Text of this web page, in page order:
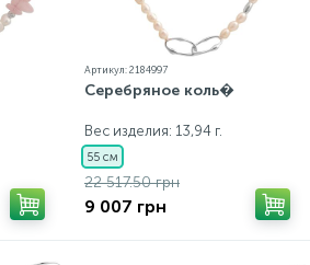
Артикул: 2184997
Серебряное коль�
Вес изделия: 13,94 г.
55 см
22 517.50 грн
9 007 грн